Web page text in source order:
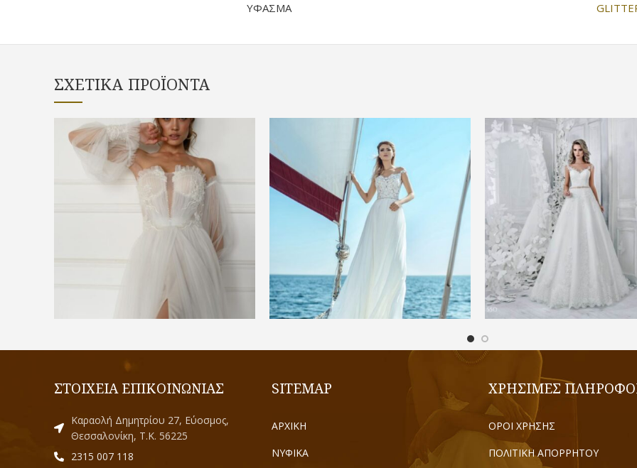
ΥΦΑΣΜΑ
ΣΧΕΤΙΚΆ ΠΡΟΪΌΝΤΑ
1.400,00 600,00
ΕΠΙΛΟΓΉ
650,00
ΣΤΟΙΧΕΙΑ ΕΠΙΚΟΙΝΩΝΙΑΣ
Καραολή Δημητρίου 27, Εύοσμος,
Θεσσαλονίκη, Τ.Κ. 56225
2315 007 118
SITEMAP
ΑΡΧΙΚΗ
ΝΥΦΙΚΑ
ΧΡΗΣΙΜΕΣ
ΟΡΟΙ ΧΡΗΣΗΣ
ΠΟΛΙΤΙΚΗ ΑΠΟΡΡΗΤΟΥ